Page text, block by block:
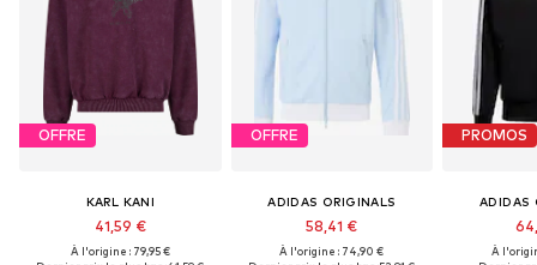
OFFRE
KARL KANI
41,59 €
À l'origine : 79,95 €
OFFRE
ADIDAS ORIGINALS
58,41 €
À l'origine : 74,90 €
PROMOS
ADIDAS
À